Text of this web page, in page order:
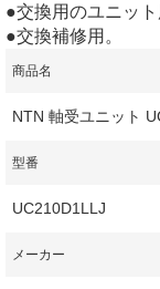
●交換用のユニット
●交換補修用。
商品名
NTN 軸受ユニット
型番
UC210D1LLJ
メーカー